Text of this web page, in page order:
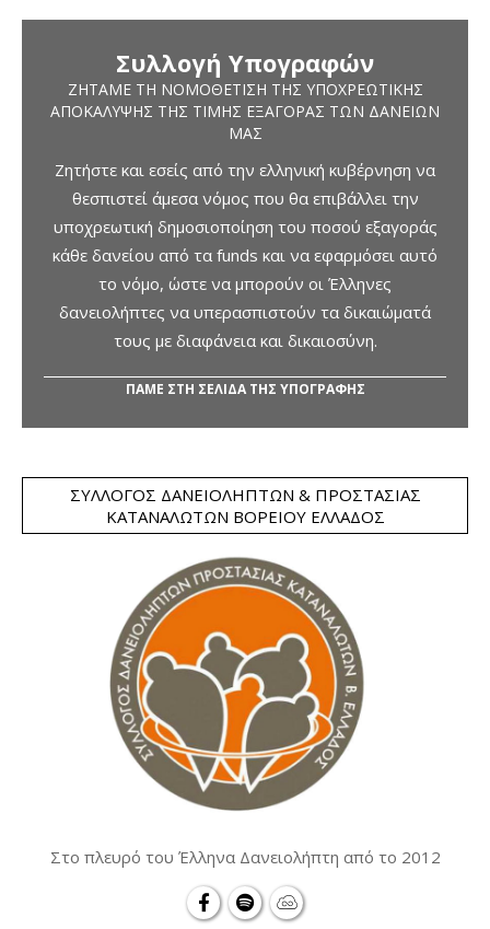
Συλλογή Υπογραφών
ΖΗΤΆΜΕ ΤΗ ΝΟΜΟΘΈΤΙΣΗ ΤΗΣ ΥΠΟΧΡΕΩΤΙΚΉΣ
ΑΠΟΚΆΛΥΨΗΣ ΤΗΣ ΤΙΜΉΣ ΕΞΑΓΟΡΆΣ ΤΩΝ ΔΑΝΕΊΩΝ
ΜΑΣ
Ζητήστε και εσείς από την ελληνική κυβέρνηση να
θεσπιστεί άμεσα νόμος που θα επιβάλλει την
υποχρεωτική δημοσιοποίηση του ποσού εξαγοράς
κάθε δανείου από τα funds και να εφαρμόσει αυτό
το νόμο, ώστε να μπορούν οι Έλληνες
δανειολήπτες να υπερασπιστούν τα δικαιώματά
τους με διαφάνεια και δικαιοσύνη.
ΠΑΜΕ ΣΤΗ ΣΕΛΙΔΑ ΤΗΣ ΥΠΟΓΡΑΦΗΣ
ΣΎΛΛΟΓΟΣ ΔΑΝΕΙΟΛΗΠΤΏΝ & ΠΡΟΣΤΑΣΊΑΣ
ΚΑΤΑΝΑΛΩΤΏΝ ΒΟΡΕΊΟΥ ΕΛΛΆΔΟΣ
Στο πλευρό του Έλληνα Δανειολήπτη από το 2012